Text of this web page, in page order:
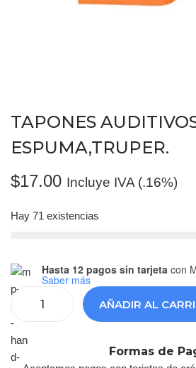
TAPONES
ESPUMA,TRUPER.
$17.00 Incluye IVA (.16%)
Hay 71 existencias
Hasta 12 pagos sin tarjetacon
Saber más
AÑADIR AL
Formas de